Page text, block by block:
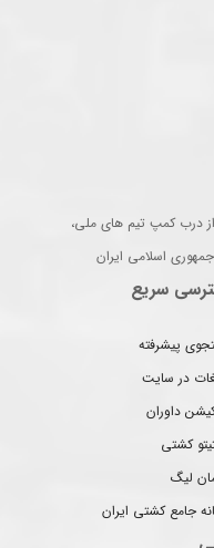
از درب کمپ تیم های ملی،
اسلامی ایران
سریع
پیشرفته
در سایت
داوران
کشتی
لیگ
جامع کشتی ایران